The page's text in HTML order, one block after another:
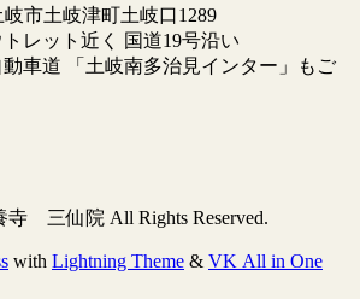
岐市土岐津町土岐口1289
レット近く 国道19号沿い
車道 「土岐南多治見インター」もご
寺 三仙院 All Rights Reserved.
with Lightning Theme & VK All in One